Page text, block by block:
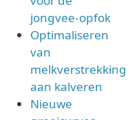
jongvee-opfok
Optimaliseren
van
melkverstrekking
aan kalveren
Nieuwe